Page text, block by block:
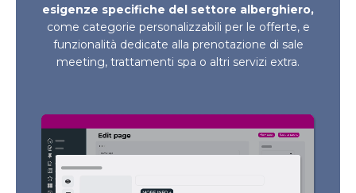
esigenze specifiche del settore alberghiero,
come categorie personalizzabili per le offerte, e
funzionalità dedicate alla prenotazione di sale
meeting, trattamenti spa o altri servizi extra.